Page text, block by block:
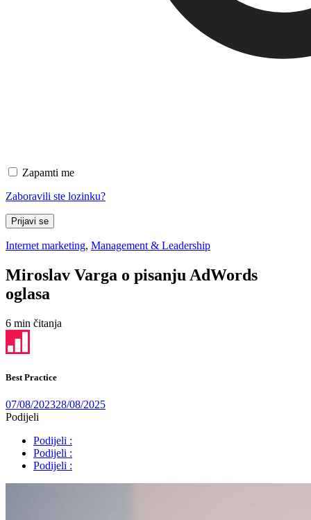
Zapamti me
Zaboravili ste lozinku?
Prijavi se
Internet marketing, Management & Leadership
Miroslav Varga o pisanju AdWords
oglasa
6 min čitanja
Best Practice
07/08/202328/08/2025
Podijeli
Podijeli :
Podijeli :
Podijeli :